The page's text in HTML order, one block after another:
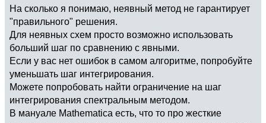
На сколько я понимаю, неявный метод не гарантирует
"правильного" решения.
Для неявных схем просто возможно использовать
больший шаг по сравнению с явными.
Если у вас нет ошибок в самом алгоритме, попробуйте
уменьшать шаг интегрирования.
Можете попробовать найти ограничение на шаг
интегрирования спектральным методом.
В мануале Mathematica есть, что то про жесткие